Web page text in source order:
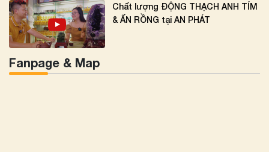
Chất lượng ĐỘNG THẠCH ANH TÍM
& ẤN RỒNG tại AN PHÁT
Fanpage & Map